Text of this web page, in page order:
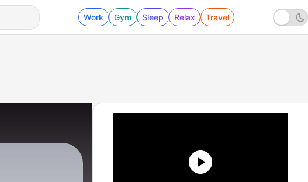
Work Gym Sleep Relax Travel